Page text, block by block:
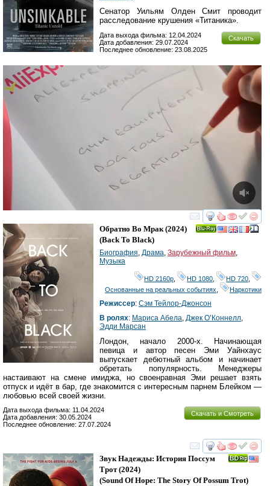
Сенатор Уильям Олден Смит проводит
расследование крушения «Титаника».
Скачать
Дата выхода фильма: 12.04.2024
Дата добавления: 29.07.2024
Последнее обновление: 23.08.2025
смотреть
Обратно Во Мрак (2024)
(Back To Black)
Биография Драма Зарубежный фильм
Музыка
HD 2160р HD 1080 HD 720
Основанные на реальных событиях
Наркотики
Режиссер: Сэм Тейлор-Джонсон
В ролях: Мариса Абела Джек О’Коннелл
Эдди Марсан
Лондон, начало 2000-х. Начинающая
певица и автор песен Эми Уайнхаус
выпускает дебютный альбом и начинает
обретать популярность. Менеджеры
настаивают на смене имиджа, но своенравная Эми решает взять
отпуск и идёт в бар, где знакомится с интересным парнем Блейком —
любовью всей своей жизни.
Скачать и Смотреть
Дата выхода фильма: 11.04.2024
Дата добавления: 30.05.2024
Последнее обновление: 27.07.2024
смотреть
Звук Надежды: История Поссум
Трот(2024)
(Sound Of Hope: The Story Of Possum Trot)